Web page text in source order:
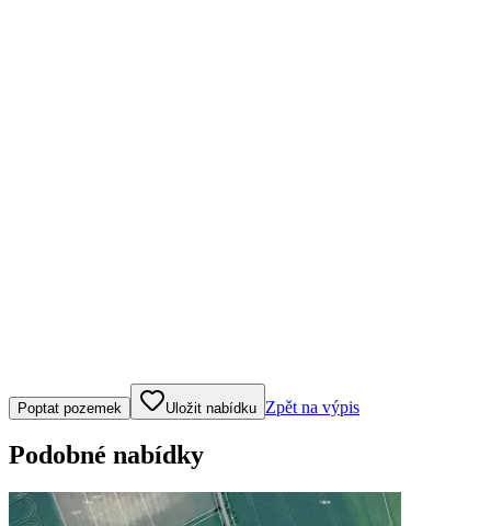
Klepněte nebo klikněte pro ovládání mapy
Poptat pozemek Uložit nabídku Zpět na výpis
Podobné nabídky